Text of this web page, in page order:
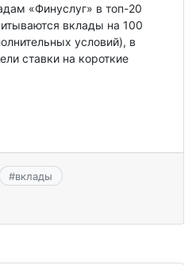
«Финуслуг» в топ-20
вклады на 100
условий), в
ставки на короткие
#вклады